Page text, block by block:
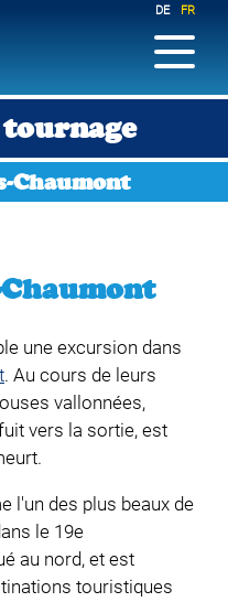
DE FR
Chaumont
une excursion dans
. Au cours de leurs
vallonnées,
vers la sortie, est
l'un des plus beaux de
le 19e
au nord, et est
touristiques